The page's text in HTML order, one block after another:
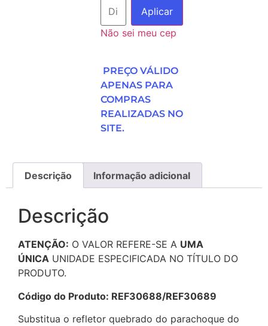
Aplicar
Não sei meu cep
PREÇO VÁLIDO
APENAS PARA
COMPRAS
REALIZADAS NO
SITE.
Descrição Informação adicional
Descrição
ATENÇÃO: O VALOR REFERE-SE A UMA
ÚNICA UNIDADE ESPECIFICADA NO TÍTULO DO
PRODUTO.
Código do Produto: REF30688/REF30689
Substitua o refletor quebrado do parachoque do